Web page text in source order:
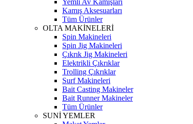
Yemli Av Kamışları
Kamış Aksesuarları
Tüm Ürünler
OLTA MAKİNELERİ
Spin Makineleri
Spin Jig Makineleri
Çıkrık Jig Makineleri
Elektrikli Çıkrıklar
Trolling Çıkrıklar
Surf Makineleri
Bait Casting Makineler
Bait Runner Makineler
Tüm Ürünler
SUNİ YEMLER